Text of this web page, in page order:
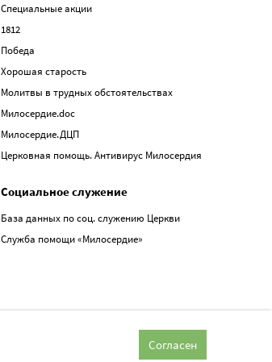
Специальные акции
1812
Победа
Хорошая старость
Молитвы в трудных обстоятельствах
Милосердие.doc
Милосердие.ДЦП
Церковная помощь. Антивирус Милосердия
Социальное служение
База данных по соц. служению Церкви
Служба помощи «Милосердие»
Согласен